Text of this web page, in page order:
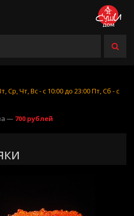
Чт, Вс - с 10:00 до 23:00 Пт, Сб - с
— 700 рублей